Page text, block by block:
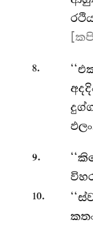
8.
9.
10.